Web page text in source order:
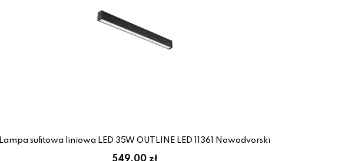
Lampa sufitowa liniowa LED 35W OUTLINE LED 11361 Nowodvorski